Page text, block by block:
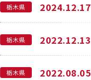
栃木県 2024.12.17
栃木県 2022.12.13
栃木県 2022.08.05